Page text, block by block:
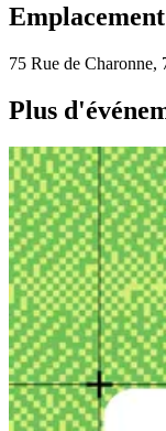
Emplacement
75 Rue de Charonne,
Plus